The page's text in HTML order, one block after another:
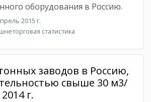
оборудования в Россию.
2015 г.
статистика
заводов в Россию,
свыше 30 м3/
г.